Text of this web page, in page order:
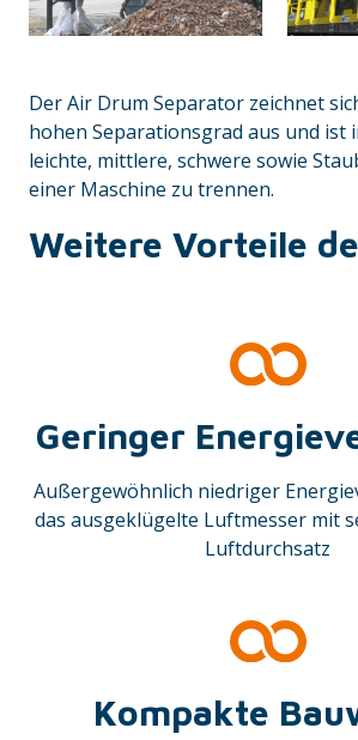
Der Air Drum Separator zeichnet
hohen Separationsgrad aus und ist
leichte, mittlere, schwere sowie
einer Maschine zu trennen.
Weitere Vorteile
Geringer
Außergewöhnlich niedriger
das ausgeklügelte Luftmesser mit
Luftdurchsatz
Kompakte